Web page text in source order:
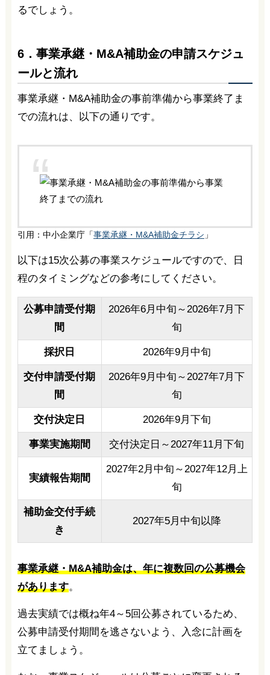
るでしょう。
6．事業承継・M&A補助金の申請スケジュ
ールと流れ
事業承継・M&A補助金の事前準備から事業終了ま
での流れは、以下の通りです。
引用：中小企業庁「 事業承継・M&A補助金チラシ 」
以下は15次公募の事業スケジュールですので、日
程のタイミングなどの参考にしてください。
公募申請受付期
間
2026年6月中旬～2026年7月下
旬
採択日 2026年9月中旬
交付申請受付期
間
2026年9月中旬～2027年7月下
旬
交付決定日 2026年9月下旬
事業実施期間 交付決定日～2027年11月下旬
実績報告期間
2027年2月中旬～2027年12月上
旬
補助金交付手続
き
2027年5月中旬以降
事業承継・M&A補助金は、年に複数回の公募機会
があります。
過去実績では概ね年4～5回公募されているため、
公募申請受付期間を逃さないよう、入念に計画を
立てましょう。